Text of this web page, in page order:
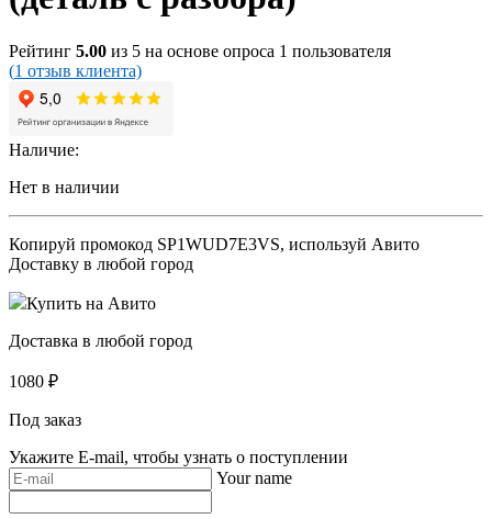
Рейтинг 5.00 из 5 на основе опроса 1 пользователя
(1 отзыв клиента)
Наличие:
Нет в наличии
Копируй промокод SP1WUD7E3VS, используй Авито
Доставку в любой город
Купить на Авито
Доставка в любой город
1080 ₽
Под заказ
Укажите E-mail, чтобы узнать о поступлении
Your name